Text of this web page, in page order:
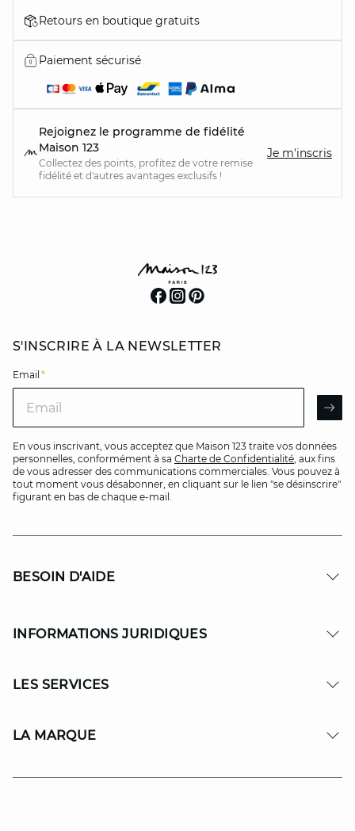
Retours en boutique gratuits
Paiement sécurisé
Rejoignez le programme de fidélité
Maison 123
Collectez des points, profitez de votre remise
fidélité et d'autres avantages exclusifs !
Je m'inscris
S'INSCRIRE À LA NEWSLETTER
Email *
En vous inscrivant, vous acceptez que Maison 123 traite vos données
personnelles, conformément à sa Charte de Confidentialité, aux fins
de vous adresser des communications commerciales. Vous pouvez à
tout moment vous désabonner, en cliquant sur le lien "se désinscrire"
figurant en bas de chaque e-mail.
BESOIN D'AIDE
INFORMATIONS JURIDIQUES
LES SERVICES
LA MARQUE